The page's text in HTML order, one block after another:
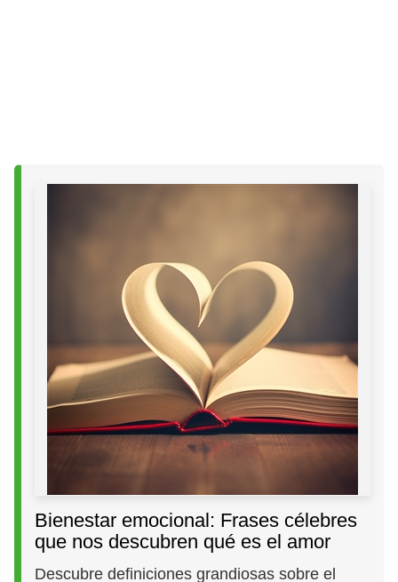
Bienestar emocional: Frases célebres
que nos descubren qué es el amor
Descubre definiciones grandiosas sobre el